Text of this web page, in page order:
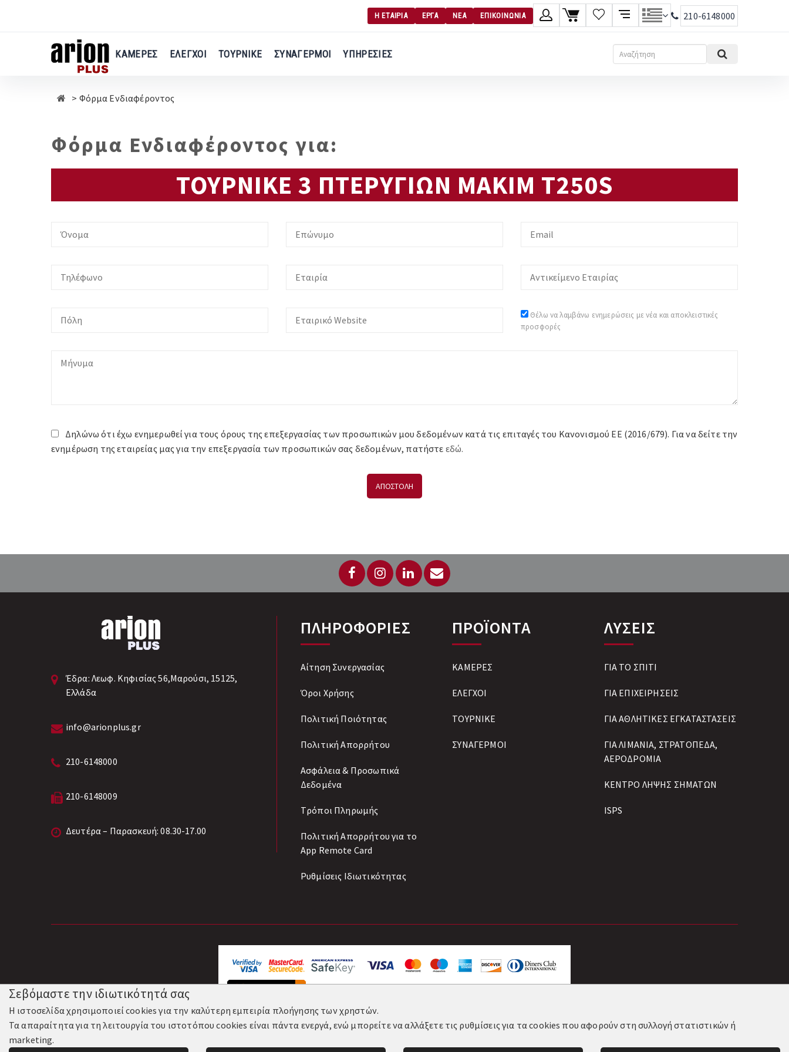
περιεχόμενο
Η ΕΤΑΙΡΙΑ ΕΡΓΑ ΝΕΑ ΕΠΙΚΟΙΝΩΝΙΑ 210-6148000
ΚΑΜΕΡΕΣ ΕΛΕΓΧΟΙ ΤΟΥΡΝΙΚΕ ΣΥΝΑΓΕΡΜΟΙ ΥΠΗΡΕΣΙΕΣ
Αναζήτηση
Φόρμα Ενδιαφέροντος
Φόρμα Ενδιαφέροντος για:
ΤΟΥΡΝΙΚΕ 3 ΠΤΕΡΥΓΙΩΝ ΜΑΚΙΜ Τ250S
Θέλω να λαμβάνω ενημερώσεις με νέα και αποκλειστικές
προσφορές
Δηλώνω ότι έχω ενημερωθεί για τους όρους της επεξεργασίας των προσωπικών μου δεδομένων κατά τις επιταγές του Κανονισμού ΕΕ (2016/679). Για να δείτε την
ενημέρωση της εταιρείας μας για την επεξεργασία των προσωπικών σας δεδομένων, πατήστε εδώ.
ΑΠΟΣΤΟΛΗ
Έδρα: Λεωφ. Κηφισίας 56,Μαρούσι, 15125,
Ελλάδα
info@arionplus.gr
210-6148000
210-6148009
Δευτέρα – Παρασκευή: 08.30-17.00
ΠΛΗΡΟΦΟΡΙΕΣ
Αίτηση Συνεργασίας
Όροι Χρήσης
Πολιτική Ποιότητας
Πολιτική Απορρήτου
Ασφάλεια & Προσωπικά
Δεδομένα
Tρόποι Πληρωμής
Πολιτική Απορρήτου για το
App Remote Card
Ρυθμίσεις Ιδιωτικότητας
ΠΡΟΪΟΝΤΑ
ΚΑΜΕΡΕΣ
ΕΛΕΓΧΟΙ
ΤΟΥΡΝΙΚΕ
ΣΥΝΑΓΕΡΜΟΙ
ΛΥΣΕΙΣ
ΓΙΑ ΤΟ ΣΠΙΤΙ
ΓΙΑ ΕΠΙΧΕΙΡΗΣΕΙΣ
ΓΙΑ ΑΘΛΗΤΙΚΕΣ ΕΓΚΑΤΑΣΤΑΣΕΙΣ
ΓΙΑ ΛΙΜΑΝΙΑ, ΣΤΡΑΤΟΠΕΔΑ,
ΑΕΡΟΔΡΟΜΙΑ
ΚΕΝΤΡΟ ΛΗΨΗΣ ΣΗΜΑΤΩΝ
ISPS
© 2018-2026 All Rights Reserved. Κατασκευή και Φιλοξενία:Komvos.gr
Σεβόμαστε την ιδιωτικότητά σας
Η ιστοσελίδα χρησιμοποιεί cookies για την καλύτερη εμπειρία πλοήγησης των χρηστών.
Τα απαραίτητα για τη λειτουργία του ιστοτόπου cookies είναι πάντα ενεργά, ενώ μπορείτε να αλλάξετε τις ρυθμίσεις για τα cookies που αφορούν στη συλλογή στατιστικών ή
marketing.